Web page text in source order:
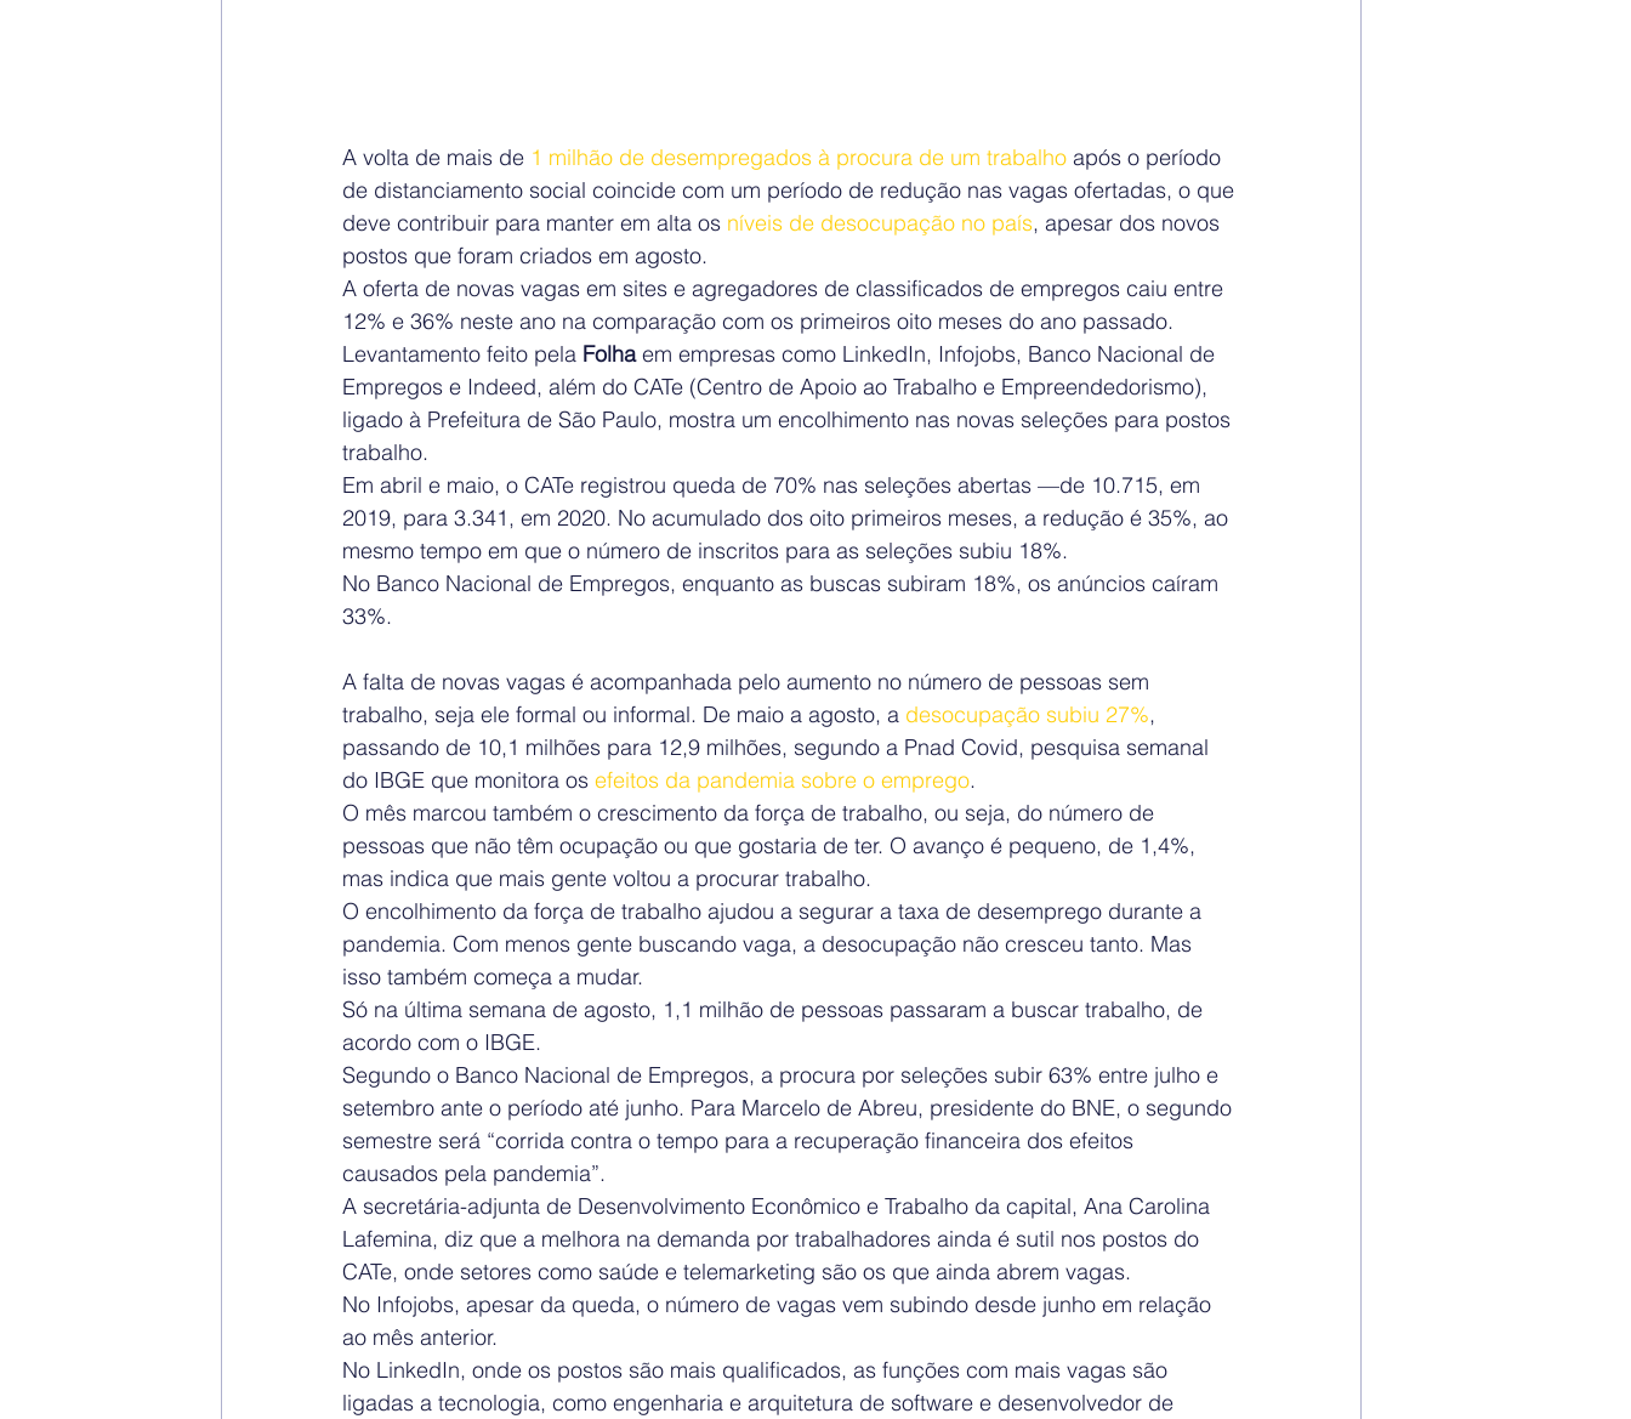
A volta de mais de 1 milhão de desempregados à procura de um trabalho após o período
de distanciamento social coincide com um período de redução nas vagas ofertadas, o que
deve contribuir para manter em alta os níveis de desocupação no país, apesar dos novos
postos que foram criados em agosto.
A oferta de novas vagas em sites e agregadores de classificados de empregos caiu entre
12% e 36% neste ano na comparação com os primeiros oito meses do ano passado.
Levantamento feito pela Folha em empresas como LinkedIn, Infojobs, Banco Nacional de
Empregos e Indeed, além do CATe (Centro de Apoio ao Trabalho e Empreendedorismo),
ligado à Prefeitura de São Paulo, mostra um encolhimento nas novas seleções para postos
trabalho.
Em abril e maio, o CATe registrou queda de 70% nas seleções abertas —de 10.715, em
2019, para 3.341, em 2020. No acumulado dos oito primeiros meses, a redução é 35%, ao
mesmo tempo em que o número de inscritos para as seleções subiu 18%.
No Banco Nacional de Empregos, enquanto as buscas subiram 18%, os anúncios caíram
33%.
A falta de novas vagas é acompanhada pelo aumento no número de pessoas sem
trabalho, seja ele formal ou informal. De maio a agosto, a desocupação subiu 27%,
passando de 10,1 milhões para 12,9 milhões, segundo a Pnad Covid, pesquisa semanal
do IBGE que monitora os efeitos da pandemia sobre o emprego.
O mês marcou também o crescimento da força de trabalho, ou seja, do número de
pessoas que não têm ocupação ou que gostaria de ter. O avanço é pequeno, de 1,4%,
mas indica que mais gente voltou a procurar trabalho.
O encolhimento da força de trabalho ajudou a segurar a taxa de desemprego durante a
pandemia. Com menos gente buscando vaga, a desocupação não cresceu tanto. Mas
isso também começa a mudar.
Só na última semana de agosto, 1,1 milhão de pessoas passaram a buscar trabalho, de
acordo com o IBGE.
Segundo o Banco Nacional de Empregos, a procura por seleções subir 63% entre julho e
setembro ante o período até junho. Para Marcelo de Abreu, presidente do BNE, o segundo
semestre será “corrida contra o tempo para a recuperação financeira dos efeitos
causados pela pandemia”.
A secretária-adjunta de Desenvolvimento Econômico e Trabalho da capital, Ana Carolina
Lafemina, diz que a melhora na demanda por trabalhadores ainda é sutil nos postos do
CATe, onde setores como saúde e telemarketing são os que ainda abrem vagas.
No Infojobs, apesar da queda, o número de vagas vem subindo desde junho em relação
ao mês anterior.
No LinkedIn, onde os postos são mais qualificados, as funções com mais vagas são
ligadas a tecnologia, como engenharia e arquitetura de software e desenvolvedor de